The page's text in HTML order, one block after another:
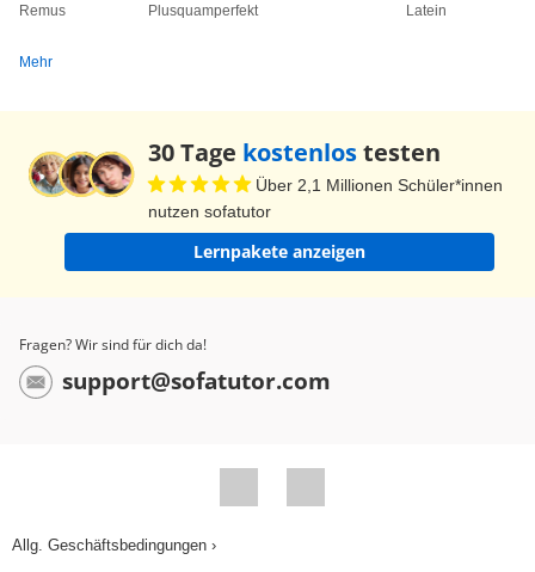
Remus
Plusquamperfekt
Latein
Mehr
30 Tage kostenlostesten
Über 2,1 Millionen Schüler*innen
nutzen sofatutor
Lernpakete anzeigen
Fragen? Wir sind für dich da!
support@sofatutor.com
Allg. Geschäftsbedingungen ›